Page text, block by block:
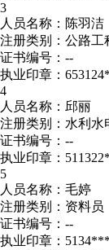
3
人员名称：陈羽洁
注册类别：公路工
证书编号：--
执业印章：
4
人员名称：邱丽
注册类别：水利水
证书编号：--
执业印章：
5
人员名称：毛婷
注册类别：资料员
证书编号：--
执业印章：